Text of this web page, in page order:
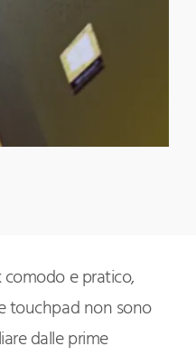
e pratico,
touchpad non sono
dalle prime